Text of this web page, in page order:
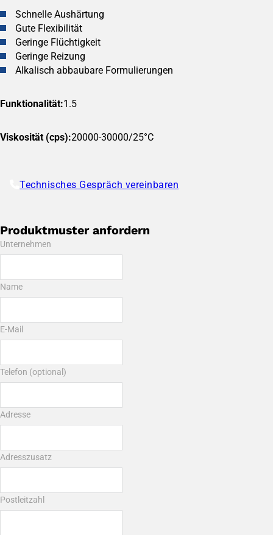
Schnelle Aushärtung
Gute Flexibilität
Geringe Flüchtigkeit
Geringe Reizung
Alkalisch abbaubare Formulierungen
Funktionalität:1.5
Viskosität (cps):20000-30000/25°C
Technisches Gespräch vereinbaren
Produktmuster anfordern
Unternehmen
Name
E-Mail
Telefon (optional)
Adresse
Adresszusatz
Postleitzahl